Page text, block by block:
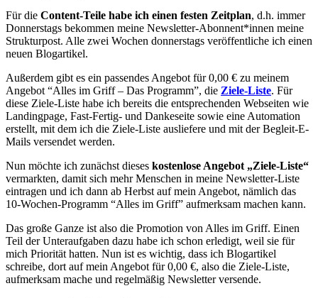
Für die Content-Teile habe ich einen festen Zeitplan, d.h. immer
Donnerstags bekommen meine Newsletter-Abonnent*innen meine
Strukturpost. Alle zwei Wochen donnerstags veröffentliche ich einen
neuen Blogartikel.
Außerdem gibt es ein passendes Angebot für 0,00 € zu meinem
Angebot “Alles im Griff – Das Programm”, die Ziele-Liste. Für
diese Ziele-Liste habe ich bereits die entsprechenden Webseiten wie
Landingpage, Fast-Fertig- und Dankeseite sowie eine Automation
erstellt, mit dem ich die Ziele-Liste ausliefere und mit der Begleit-E-
Mails versendet werden.
Nun möchte ich zunächst dieses kostenlose Angebot „Ziele-Liste“
vermarkten, damit sich mehr Menschen in meine Newsletter-Liste
eintragen und ich dann ab Herbst auf mein Angebot, nämlich das
10-Wochen-Programm “Alles im Griff” aufmerksam machen kann.
Das große Ganze ist also die Promotion von Alles im Griff. Einen
Teil der Unteraufgaben dazu habe ich schon erledigt, weil sie für
mich Priorität hatten. Nun ist es wichtig, dass ich Blogartikel
schreibe, dort auf mein Angebot für 0,00 €, also die Ziele-Liste,
aufmerksam mache und regelmäßig Newsletter versende.